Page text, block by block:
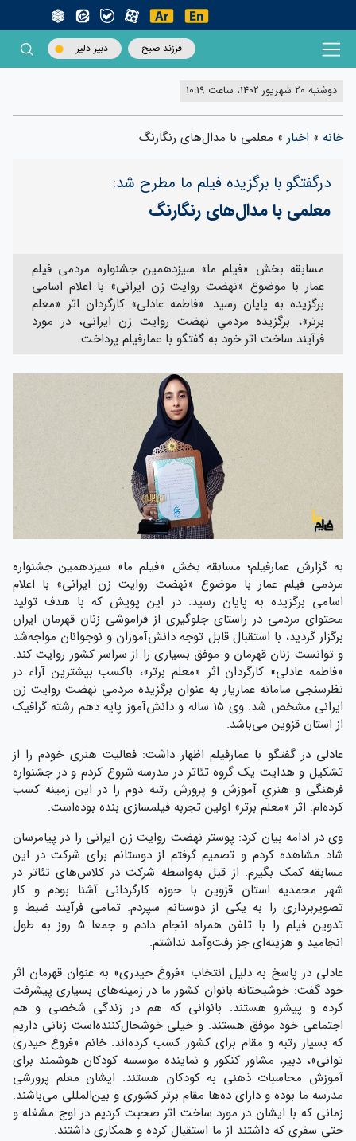
فرزند صبح دبیر دلیر
دوشنبه 20 شهریور 1402، ساعت 10:19
خانه » اخبار » معلمی با مدال‌های رنگارنگ
درگفتگو با برگزیده فیلم ما مطرح شد:
معلمی با مدال‌های رنگارنگ
مسابقه بخش «فیلم ما» سیزدهمین جشنواره مردمی فیلم
عمار با موضوع «نهضت روایت زن ایرانی» با اعلام اسامی
برگزیده به پایان رسید. «فاطمه عادلی» کارگردان اثر «معلم
برتر»، برگزیده مردمیِ نهضت روایت زن ایرانی، در مورد
فرآیند ساخت اثر خود به گفتگو با عمارفیلم پرداخت.
به گزارش عمارفیلم؛ مسابقه بخش «فیلم ما» سیزدهمین جشنواره
مردمی فیلم عمار با موضوع «نهضت روایت زن ایرانی» با اعلام
اسامی برگزیده به پایان رسید. در این پویش که با هدف تولید
محتوای مردمی در راستای جلوگیری از فراموشی زنان قهرمان ایران
برگزار گردید، با استقبال قابل توجه دانش‌آموزان و نوجوانان مواجه‌شد
و توانست زنان قهرمان و موفق بسیاری را از سراسر کشور روایت کند.
«فاطمه عادلی» کارگردان اثر «معلم برتر»، باکسب بیشترین آراء در
نظرسنجی سامانه عماریار به عنوان برگزیده مردمیِ نهضت روایت زن
ایرانی مشخص شد. وی 15 ساله و دانش‌آموز پایه دهم رشته گرافیک
از استان قزوین می‌باشد.
عادلی در گفتگو با عمارفیلم اظهار داشت: فعالیت هنری خودم را از
تشکیل و هدایت یک گروه تئاتر در مدرسه شروع کردم و در جشنواره
فرهنگی ‌و هنریِ آموزش ‌و پرورش رتبه دوم را در این زمینه کسب
کرده‌ام. اثر «معلم برتر» اولین تجربه فیلمسازی بنده بوده‌است.
وی در ادامه بیان کرد: پوستر نهضت روایت زن ایرانی را در پیامرسان
شاد مشاهده کردم و تصمیم‌ گرفتم از دوستانم برای شرکت در این
مسابقه کمک بگیرم. از قبل به‌واسطه شرکت در کلاس‌های تئاتر در
شهر محمدیه استان قزوین با حوزه کارگردانی آشنا بودم و کار
تصویربرداری را به یکی از دوستانم سپردم. تمامی فرآیند ضبط و
تدوین فیلم را با تلفن همراه انجام دادم و جمعا 5 روز به طول
انجامید و هزینه‌ای جز رفت‌وآمد نداشتم.
عادلی در پاسخ به دلیل انتخاب «فروغ حیدری» به عنوان قهرمان اثر
خود گفت: خوشبختانه بانوان کشور ما در زمینه‌های بسیاری پیشرفت
کرده و پیشرو هستند. بانوانی که هم در زندگی شخصی و هم
اجتماعی خود موفق هستند. و خیلی خوشحال‌کننده‌است زنانی داریم
که بسیار رتبه و مقام برای کشور کسب کرده‌اند. خانم «فروغ حیدری
توانی»، دبیر، مشاور کنکور و نماینده موسسه کودکان هوشمند برای
آموزش محاسبات ذهنی به کودکان هستند. ایشان معلم پرورشی
مدرسه ما بوده و دارای ده‌ها مقام برتر کشوری و بین‌المللی می‌باشند.
زمانی که با ایشان در مورد ساخت اثر صحبت کردیم در اوج مشغله و
حتی سفری که داشتند از ما استقبال کرده و همکاری داشتند.